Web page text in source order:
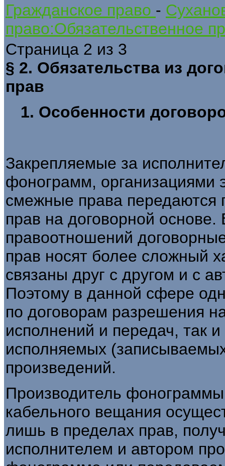
Гражданское право -
право:Обязательственное
Страница 2 из 3
§ 2. Обязательства из
прав
1. Особенности
Закрепляемые за
фонограмм, организациями
смежные права передаются
прав на договорной основе.
правоотношений
прав носят более сложный
связаны друг с другом и с
Поэтому в данной сфере
по договорам разрешения
исполнений и передач, так
исполняемых
произведений.
Производитель
кабельного вещания
лишь в пределах прав,
исполнителем и автором